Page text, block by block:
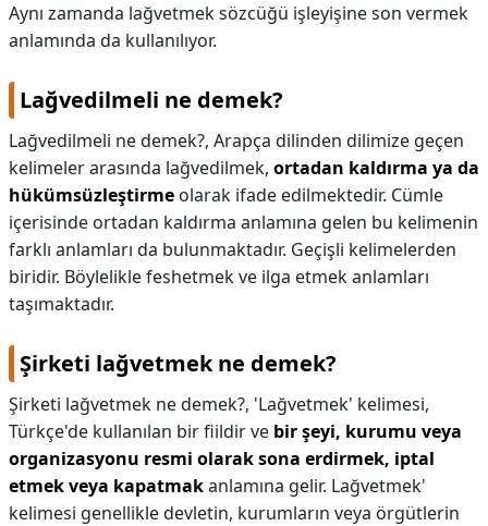
Aynı zamanda lağvetmek sözcüğü işleyişine son vermek
anlamında da kullanılıyor.
Lağvedilmeli ne demek?
Lağvedilmeli ne demek?, Arapça dilinden dilimize geçen
kelimeler arasında lağvedilmek, ortadan kaldırma ya da
hükümsüzleştirme olarak ifade edilmektedir. Cümle
içerisinde ortadan kaldırma anlamına gelen bu kelimenin
farklı anlamları da bulunmaktadır. Geçişli kelimelerden
biridir. Böylelikle feshetmek ve ilga etmek anlamları
taşımaktadır.
Şirketi lağvetmek ne demek?
Şirketi lağvetmek ne demek?, 'Lağvetmek' kelimesi,
Türkçe'de kullanılan bir fiildir ve bir şeyi, kurumu veya
organizasyonu resmi olarak sona erdirmek, iptal
etmek veya kapatmakanlamına gelir. Lağvetmek'
kelimesi genellikle devletin, kurumların veya örgütlerin